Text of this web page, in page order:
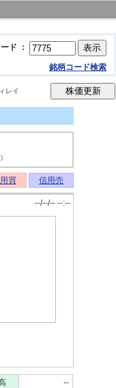
ド ：
銘柄コード検索
レイ
買 信用売
--/--/-- --:--
--